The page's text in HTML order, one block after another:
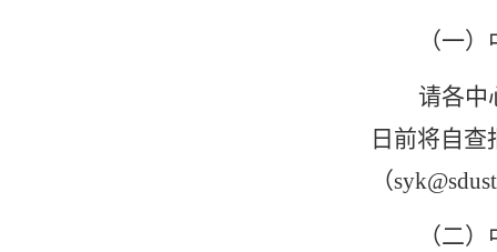
（一
请各中
日前将自
（
（二